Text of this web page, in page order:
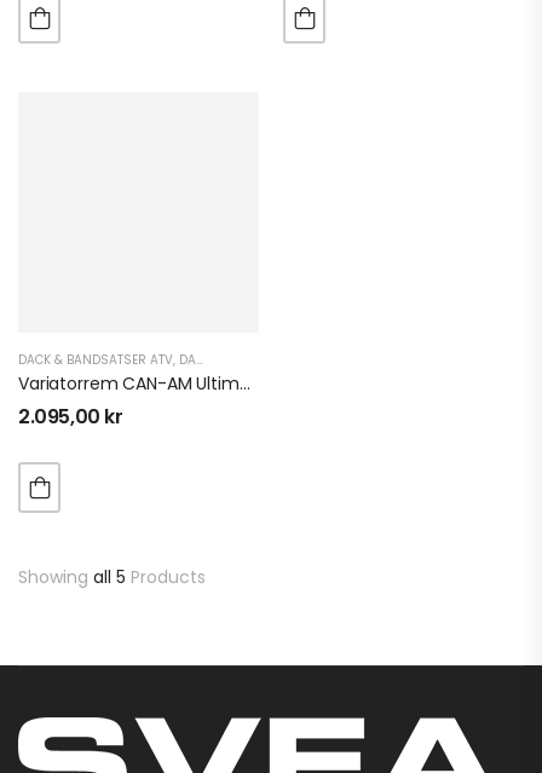
DÄCK & BANDSATSER ATV, DÄCK & BANDSATSER UTV
Variatorrem CAN-AM Ultimax UA419
2.095,00 kr
Showing all 5 Products